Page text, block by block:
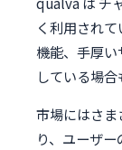
く利用され
機能、手厚
している場合
市場にはさ
り、ユーザ